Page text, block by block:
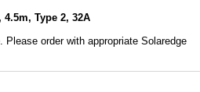
Type 2, 32A
order with appropriate Solaredge